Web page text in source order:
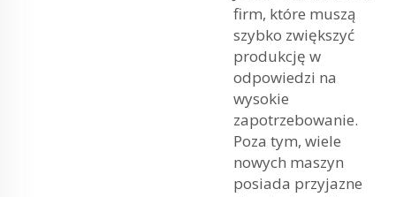
firm, które muszą
szybko zwiększyć
produkcję w
odpowiedzi na
wysokie
zapotrzebowanie.
Poza tym, wiele
nowych maszyn
posiada przyjazne